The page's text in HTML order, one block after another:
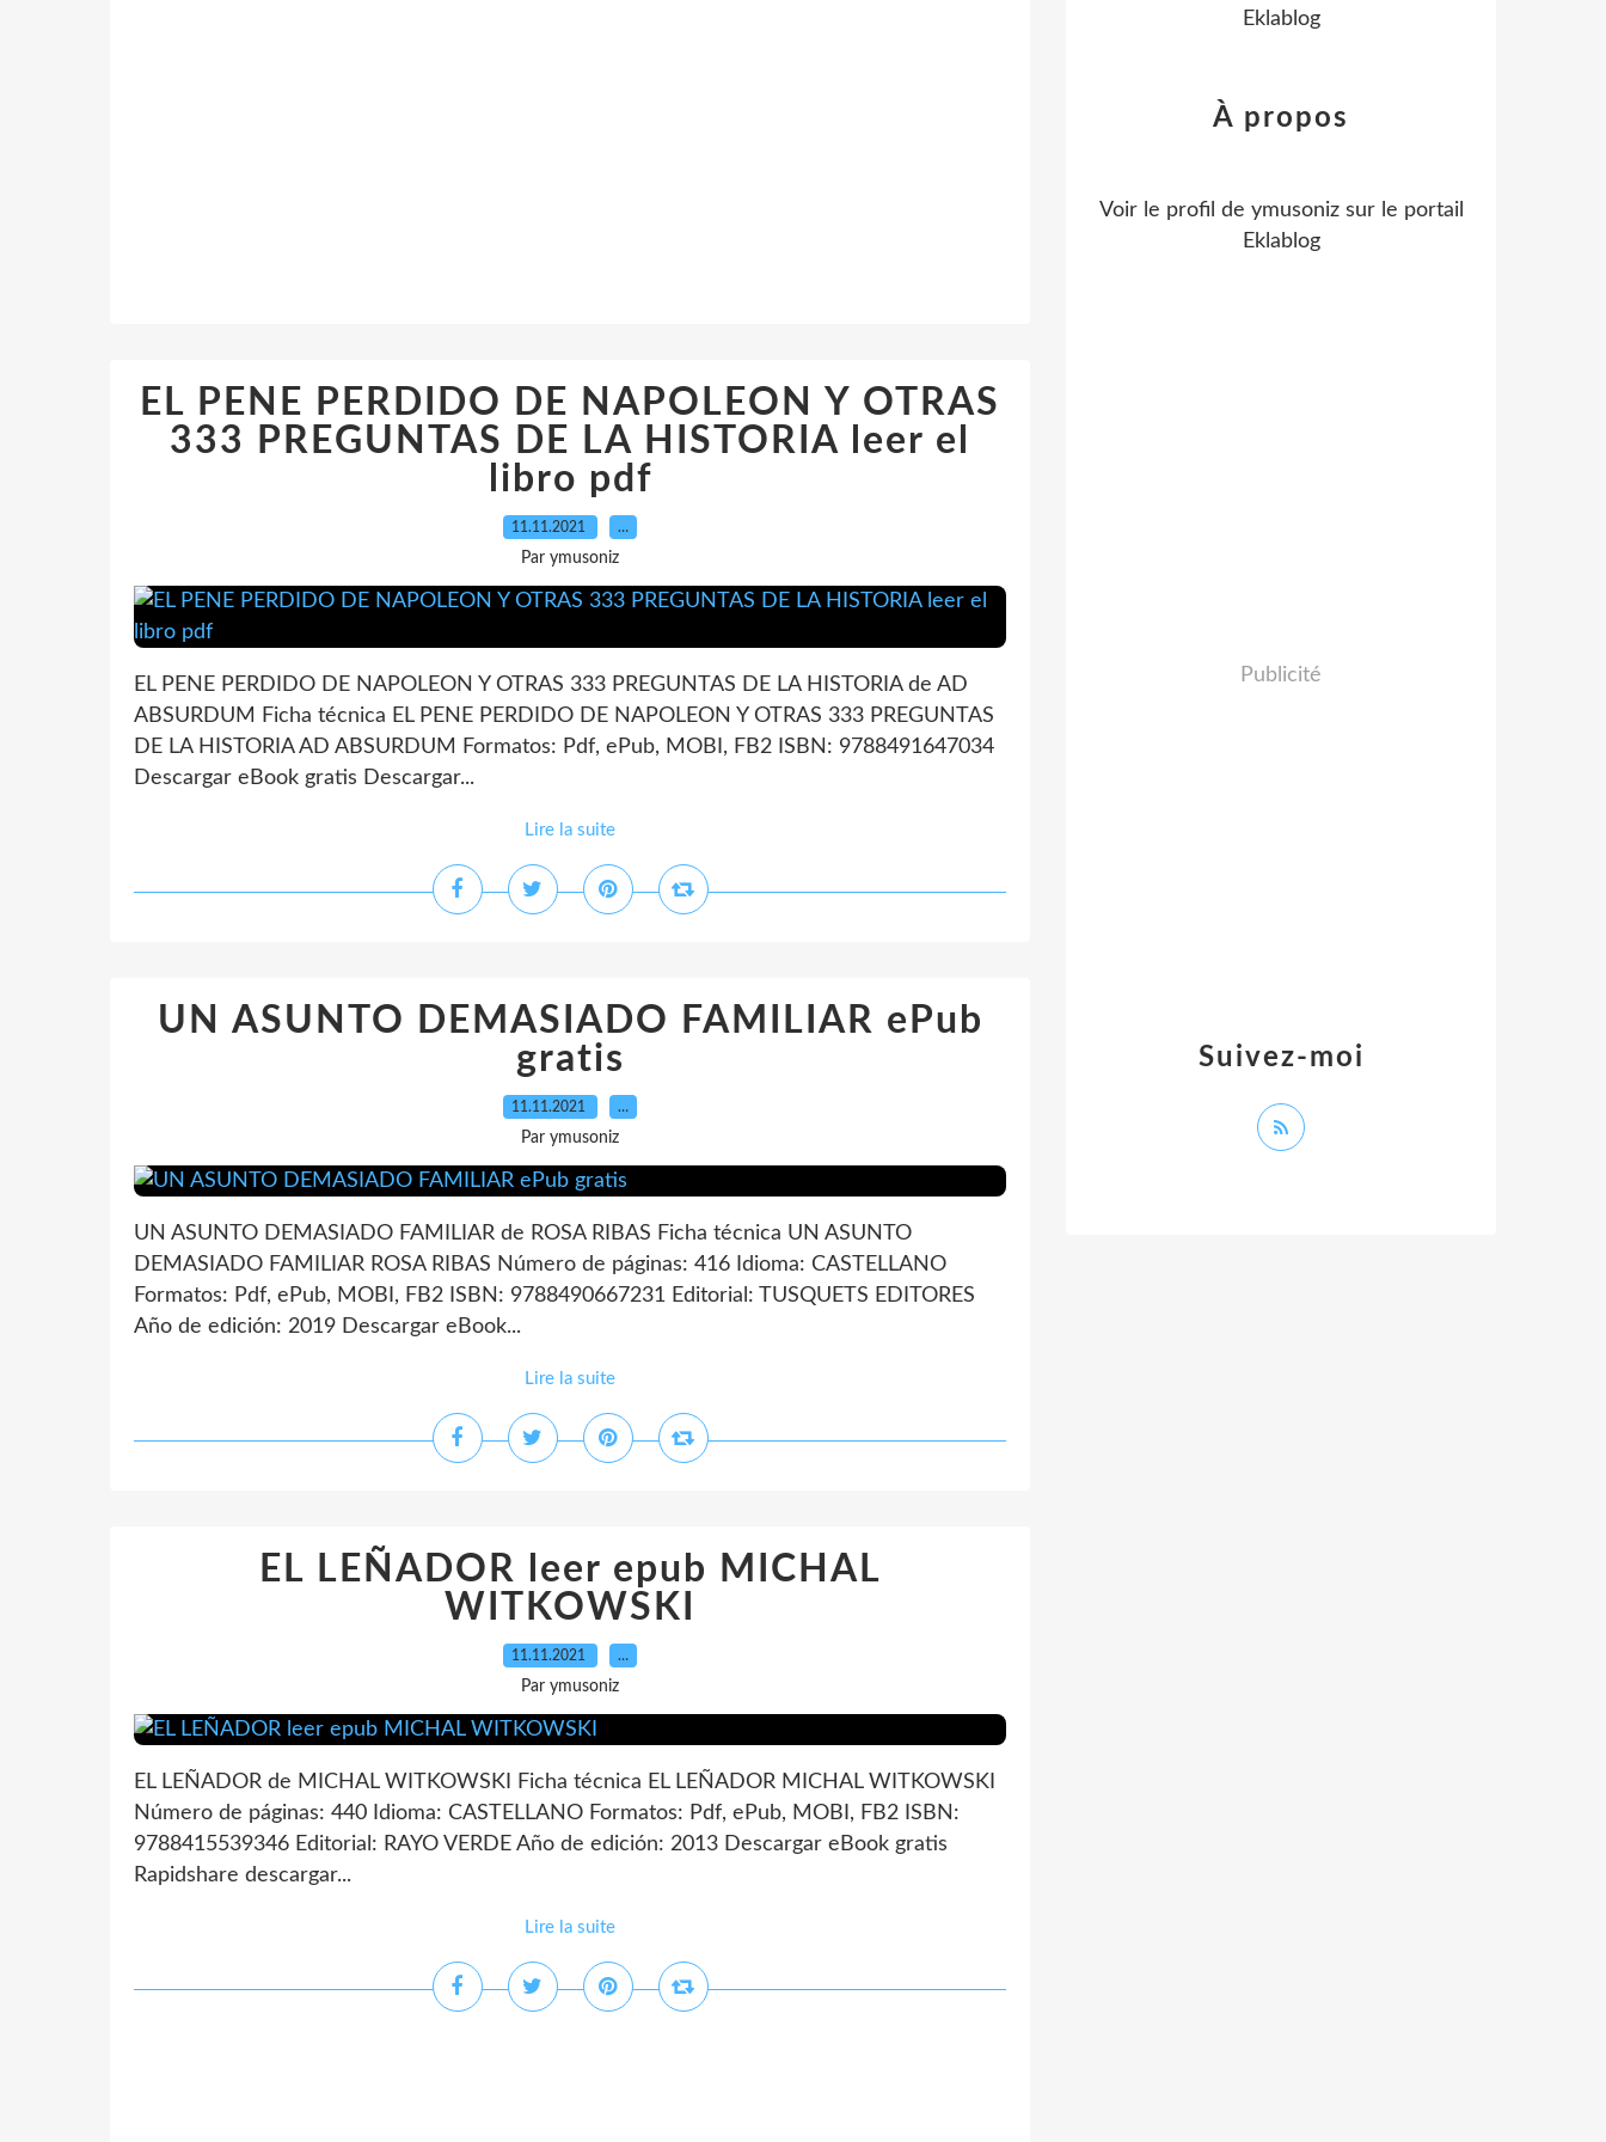
EL PENE PERDIDO DE NAPOLEON Y OTRAS
333 PREGUNTAS DE LA HISTORIA leer el
libro pdf
11.11.2021 …
Par ymusoniz
EL PENE PERDIDO DE NAPOLEON Y OTRAS 333 PREGUNTAS DE LA HISTORIA de AD
ABSURDUM Ficha técnica EL PENE PERDIDO DE NAPOLEON Y OTRAS 333 PREGUNTAS
DE LA HISTORIA AD ABSURDUM Formatos: Pdf, ePub, MOBI, FB2 ISBN: 9788491647034
Descargar eBook gratis Descargar...
Lire la suite
UN ASUNTO DEMASIADO FAMILIAR ePub
gratis
11.11.2021 …
Par ymusoniz
UN ASUNTO DEMASIADO FAMILIAR de ROSA RIBAS Ficha técnica UN ASUNTO
DEMASIADO FAMILIAR ROSA RIBAS Número de páginas: 416 Idioma: CASTELLANO
Formatos: Pdf, ePub, MOBI, FB2 ISBN: 9788490667231 Editorial: TUSQUETS EDITORES
Año de edición: 2019 Descargar eBook...
Lire la suite
EL LEÑADOR leer epub MICHAL
WITKOWSKI
11.11.2021 …
Par ymusoniz
EL LEÑADOR de MICHAL WITKOWSKI Ficha técnica EL LEÑADOR MICHAL WITKOWSKI
Número de páginas: 440 Idioma: CASTELLANO Formatos: Pdf, ePub, MOBI, FB2 ISBN:
9788415539346 Editorial: RAYO VERDE Año de edición: 2013 Descargar eBook gratis
Rapidshare descargar...
Lire la suite
Eklablog
Suivez-moi
À propos
Voir le profil de ymusonizsur le portail
Eklablog
Publicité